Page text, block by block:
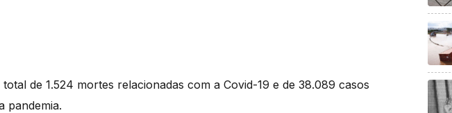
de 1.524 mortes relacionadas com a Covid-19 e de 38.089 casos
pandemia.